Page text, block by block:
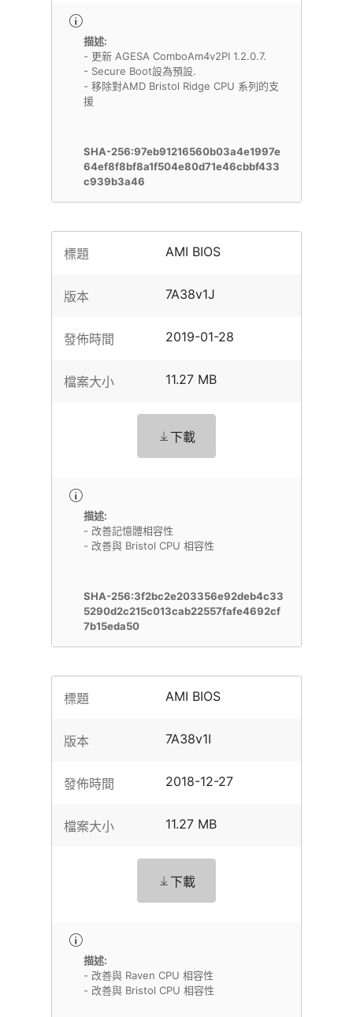
描述:
- 更新 AGESA ComboAm4v2PI 1.2.0.7.
- Secure Boot設為預設.
- 移除對AMD Bristol Ridge CPU 系列的支
援
SHA-256:97eb91216560b03a4e1997e
64ef8f8bf8a1f504e80d71e46cbbf433
c939b3a46
標題 AMI BIOS
版本 7A38v1J
發佈時間 2019-01-28
檔案大小 11.27 MB
下載
描述:
- 改善記憶體相容性
- 改善與 Bristol CPU 相容性
SHA-256:3f2bc2e203356e92deb4c33
5290d2c215c013cab22557fafe4692cf
7b15eda50
標題 AMI BIOS
版本 7A38v1I
發佈時間 2018-12-27
檔案大小 11.27 MB
下載
描述:
- 改善與 Raven CPU 相容性
- 改善與 Bristol CPU 相容性